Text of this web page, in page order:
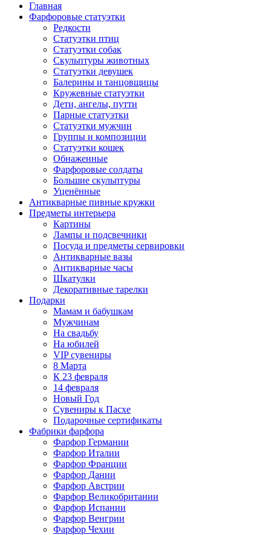
Главная
Фарфоровые статуэтки
Редкости
Cтатуэтки птиц
Cтатуэтки собак
Скульптуры животных
Статуэтки девушек
Балерины и танцовщицы
Кружевные статуэтки
Дети, ангелы, путти
Парные статуэтки
Статуэтки мужчин
Группы и композиции
Статуэтки кошек
Обнаженные
Фарфоровые солдаты
Большие скульптуры
Уценённые
Антикварные пивные кружки
Предметы интерьера
Картины
Лампы и подсвечники
Посуда и предметы сервировки
Антикварные вазы
Антикварные часы
Шкатулки
Декоративные тарелки
Подарки
Мамам и бабушкам
Мужчинам
На свадьбу
На юбилей
VIP сувениры
8 Марта
К 23 февраля
14 февраля
Новый Год
Сувениры к Пасхе
Подарочные сертификаты
Фабрики фарфора
Фарфор Германии
Фарфор Италии
Фарфор Франции
Фарфор Дании
Фарфор Австрии
Фарфор Великобритании
Фарфор Испании
Фарфор Венгрии
Фарфор Чехии